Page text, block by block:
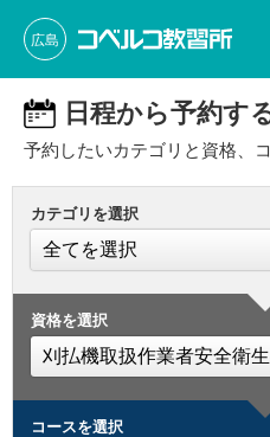
広島
日程から予約す
予約したいカテゴリと資格、
カテゴリを選択
資格を選択
コースを選択